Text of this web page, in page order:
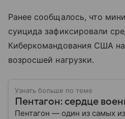
Ранее сообщалось, что
суицида зафиксировали
Киберкомандования США
возросшей нагрузки.
Узнать больше по теме
Пентагон: сердце
Пентагон — один из самых